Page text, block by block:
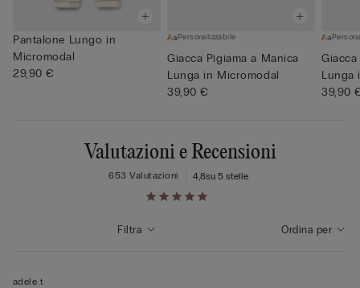
Pantalone Lungo in
Micromodal
29,90 €
Personalizzabile
Giacca Pigiama a Manica
Lunga in Micromodal
39,90 €
Lunga
39,90
Valutazioni e Recensioni
4,8su 5 stelle
653 Valutazioni
Ordina per
Filtra
adele t